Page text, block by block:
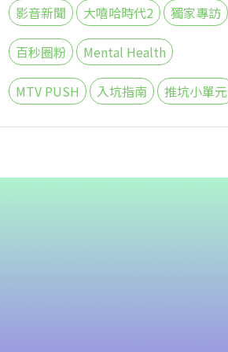
影音新聞 大嘻哈時代2 獨家專訪
百秒圈粉 Mental Health
MTV PUSH 入坑指南 推坑小單元